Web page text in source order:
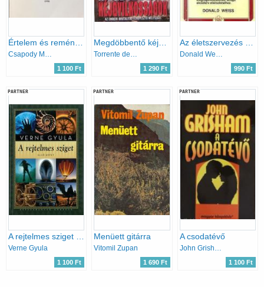
1 100 Ft 1 290 Ft 990 Ft
PARTNER
A rejtelmes sziget III.
Verne Gyula
1 100 Ft
PARTNER
Menüett gitárra
Vitomil Zupan
1 690 Ft
PARTNER
A csodatévő
John Grisham
1 100 Ft